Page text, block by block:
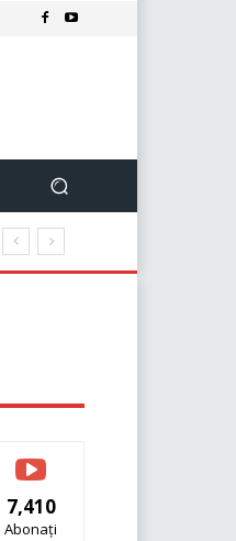
7,410
Abonați